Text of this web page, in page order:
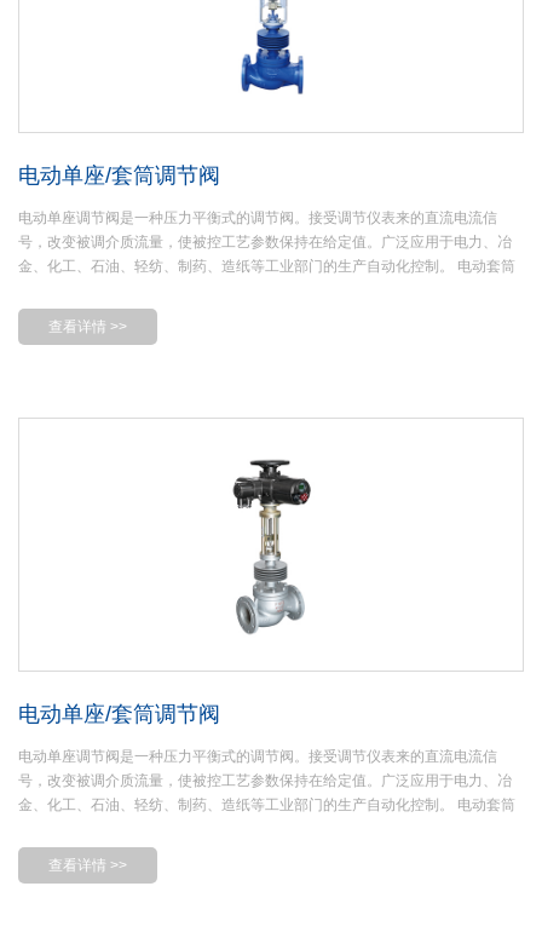
电动单座/套筒调节阀
电动单座调节阀是一种压力平衡式的调节阀。接受调节仪表来的直流电流信
号，改变被调介质流量，使被控工艺参数保持在给定值。广泛应用于电力、冶
金、化工、石油、轻纺、制药、造纸等工业部门的生产自动化控制。 电动套筒
的形状决定了调节阀的流量特性， 窗口的面积大小影响调节阀的流量系数Cv 。
阀座采用自对中无螺纹卡入式结构， 阀座上的圆锥密封面与阀瓣上的圆锥密封
信号（如：4~20mA或1-5V DC）来驱动阀门改变阀芯和阀座之间的截面积大小
控制管道介质的流量、温度、压力等工艺参数。实现自动化调节功能。
查看详情 >>
电动单座/套筒调节阀
电动单座调节阀是一种压力平衡式的调节阀。接受调节仪表来的直流电流信
号，改变被调介质流量，使被控工艺参数保持在给定值。广泛应用于电力、冶
金、化工、石油、轻纺、制药、造纸等工业部门的生产自动化控制。 电动套筒
的形状决定了调节阀的流量特性， 窗口的面积大小影响调节阀的流量系数Cv 。
阀座采用自对中无螺纹卡入式结构， 阀座上的圆锥密封面与阀瓣上的圆锥密封
查看详情 >>